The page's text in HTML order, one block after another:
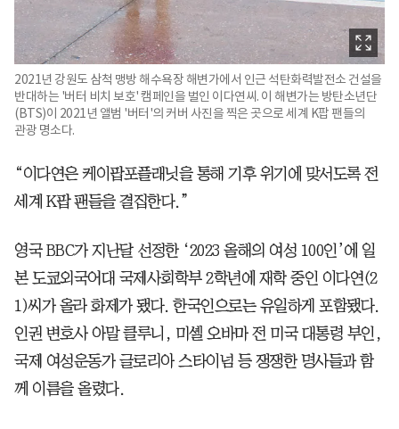
2021년 강원도 삼척 맹방 해수욕장 해변가에서 인근 석탄화력발전소 건설을
반대하는 '버터 비치 보호' 캠페인을 벌인 이다연씨. 이 해변가는 방탄소년단
(BTS)이 2021년 앨범 '버터'의 커버 사진을 찍은 곳으로 세계 K팝 팬들의
관광 명소다.
“이다연은 케이팝포플래닛을 통해 기후 위기에 맞서도록 전
세계 K팝 팬들을 결집한다.”
영국 BBC가 지난달 선정한 ‘2023 올해의 여성 100인’에 일
본 도쿄외국어대 국제사회학부 2학년에 재학 중인 이다연(2
1)씨가 올라 화제가 됐다. 한국인으로는 유일하게 포함됐다.
인권 변호사 아말 클루니, 미셸 오바마 전 미국 대통령 부인,
국제 여성운동가 글로리아 스타이넘 등 쟁쟁한 명사들과 함
께 이름을 올렸다.